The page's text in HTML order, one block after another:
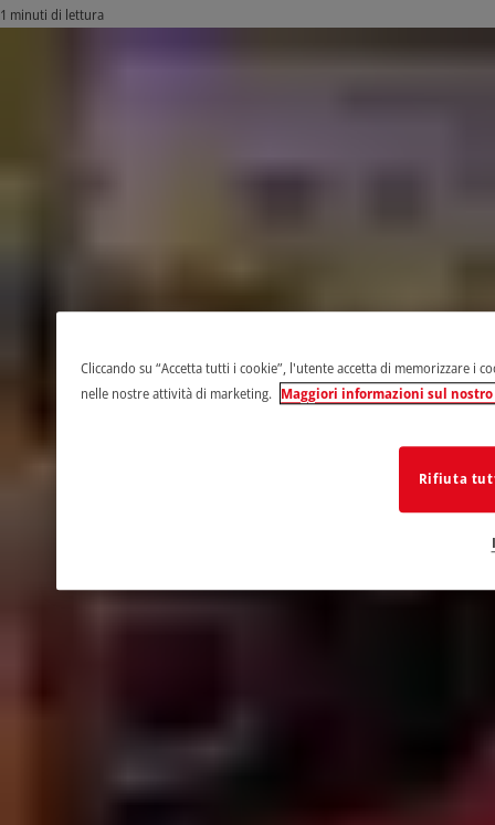
1 minuti di lettura
Cliccando su “Accetta tutti i cookie”, l'utente accetta di memorizzare i
nelle nostre attività di marketing. Maggiori informazioni sul
Rifiuta